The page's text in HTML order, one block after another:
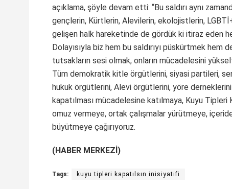
açıklama, şöyle devam etti: “Bu saldırı aynı
gençlerin, Kürtlerin, Alevilerin, ekolojistlerin,
gelişen halk hareketinde de gördük ki itiraz eden
Dolayısıyla biz hem bu saldırıyı püskürtmek
tutsakların sesi olmak, onların mücadelesini
Tüm demokratik kitle örgütlerini, siyasi partileri,
hukuk örgütlerini, Alevi örgütlerini, yöre
kapatılması mücadelesine katılmaya, Kuyu Tipleri
omuz vermeye, ortak çalışmalar yürütmeye,
büyütmeye çağırıyoruz.
(HABER MERKEZİ)
Tags: kuyu tipleri kapatılsın inisiyatifi